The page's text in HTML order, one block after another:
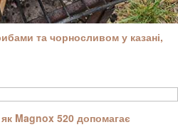
та чорносливом у казані,
Magnox 520 допомагає